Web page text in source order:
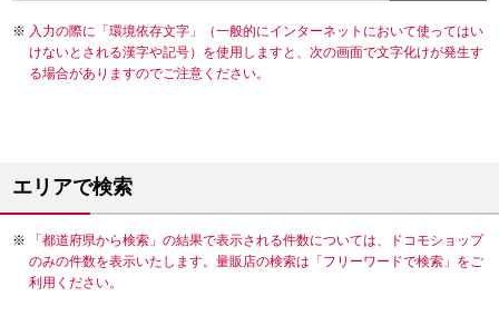
入力の際に「環境依存文字」（一般的にインターネットにおいて使ってはい
けないとされる漢字や記号）を使用しますと、次の画面で文字化けが発生す
る場合がありますのでご注意ください。
エリアで検索
「都道府県から検索」の結果で表示される件数については、ドコモショップ
のみの件数を表示いたします。量販店の検索は「フリーワードで検索」をご
利用ください。